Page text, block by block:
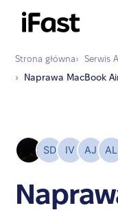
Strona główna› Serwis
›
Naprawa MacBook